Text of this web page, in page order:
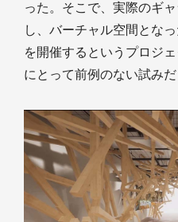
った。そこで、実際のギ
し、バーチャル空間とな
を開催するというプロジ
にとって前例のない試みだ